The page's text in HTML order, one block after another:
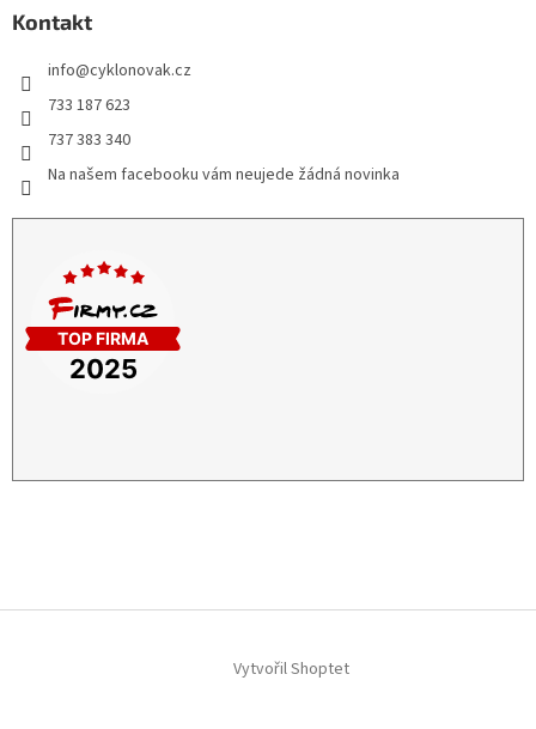
Kontakt
info@cyklonovak.cz
733 187 623
737 383 340
Na našem facebooku vám neujede žádná novinka
Vytvořil Shoptet